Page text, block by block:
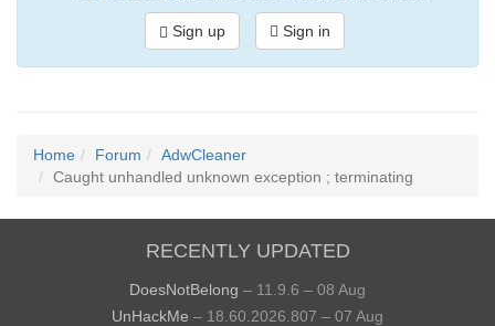
Sign up Sign in
Home Forum
AdwCleaner
Caught unhandled unknown exception ; terminating
RECENTLY UPDATED
DoesNotBelong – 11.9.6 – 08 Aug
UnHackMe – 18.60.2026.807 – 07 Aug